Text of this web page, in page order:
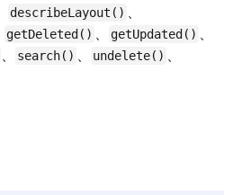
describeLayout() 、
getDeleted() 、 getUpdated() 、
、 search() 、 undelete() 、